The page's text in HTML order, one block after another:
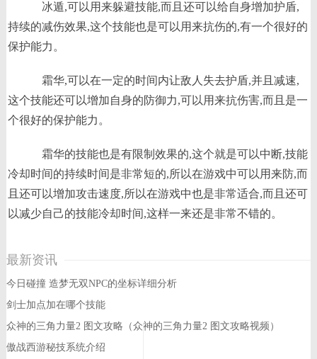
冰遁,可以用来躲避技能,而且还可以给自身增加护盾,
持续的减伤效果,这个技能也是可以用来抗伤的,有一个很好的
保护能力。
霜华,可以在一定的时间内让敌人失去护盾,并且减速,
这个技能还可以增加自身的防御力,可以用来抗伤害,而且是一
个很好的保护能力。
霜华的技能也是有限制效果的,这个就是可以中断,技能
冷却时间的持续时间是非常短的,所以在游戏中可以用来防,而
且还可以增加攻击速度,所以在游戏中也是非常适合,而且还可
以减少自己的技能冷却时间,这样一来还是非常不错的。
最新资讯
今日碰撞 造梦无双NPC的坐标详细分析
剑士加点加在哪个技能
众神的三角力量2 图文攻略（众神的三角力量2 图文攻略视频）
傲战西游秘技系统介绍